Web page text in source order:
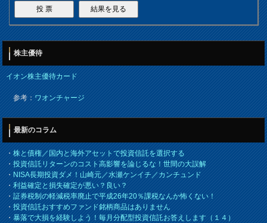
株主優待
イオン株主優待カード
参考：ワオンチャージ
最新のコラム
・株と債権／国内と海外アセットで投資信託を選択する
・投資信託リターンのコスト高影響を論じるな！世間の大誤解
・NISA長期投資ダメ！山崎元／水瀬ケンイチ／カンチュンド
・利益確定と損失確定が悪い？良い？
・証券税制の軽減税率廃止で平成26年20％課税なんか怖くない！
・投資信託おすすめファンド銘柄商品はありません
・暴落で大損を経験しよう！毎月分配型投資信託お答えします（１４）